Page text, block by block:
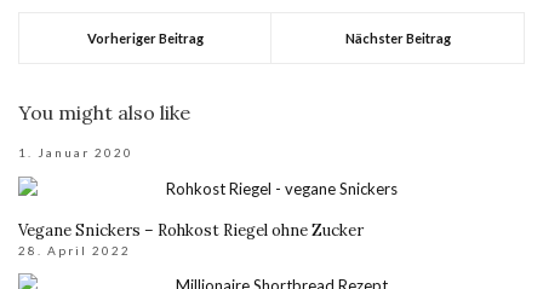
Vorheriger Beitrag Nächster Beitrag
You might also like
1. Januar 2020
Vegane Snickers – Rohkost Riegel ohne Zucker
28. April 2022